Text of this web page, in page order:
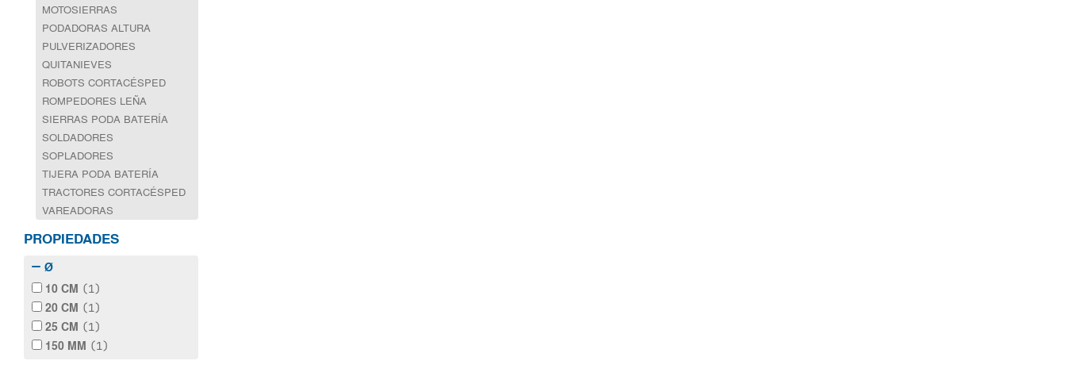
MOTOSIERRAS
PODADORAS ALTURA
PULVERIZADORES
QUITANIEVES
ROBOTS CORTACÉSPED
ROMPEDORES LEÑA
SIERRAS PODA BATERÍA
SOLDADORES
SOPLADORES
TIJERA PODA BATERÍA
TRACTORES CORTACÉSPED
VAREADORAS
PROPIEDADES
Ø
10 CM (1)
20 CM (1)
25 CM (1)
150 MM (1)